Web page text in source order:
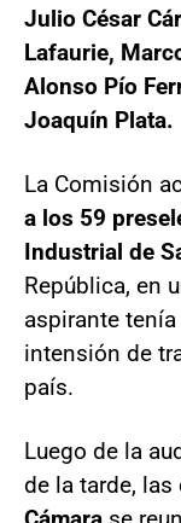
Julio César
Lafaurie,
Alonso Pío
Joaquín Plata.
La Comisión
a los 59
Industrial de
República, en
aspirante tenía
intensión de
país.
Luego de la
de la tarde,